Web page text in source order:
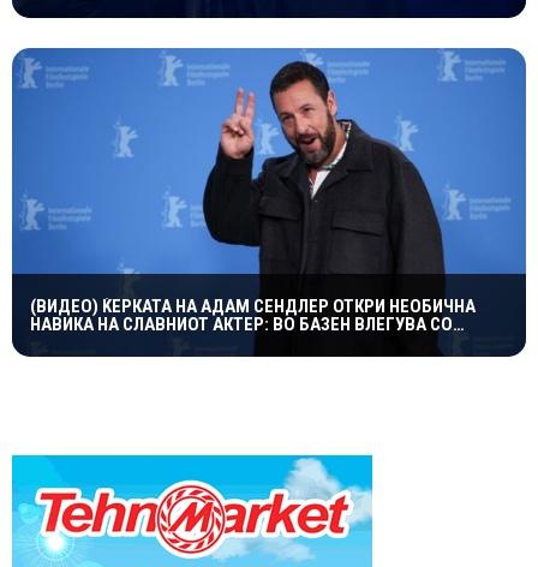
(ВИДЕО) ЌЕРКАТА НА АДАМ СЕНДЛЕР ОТКРИ НЕОБИЧНА
НАВИКА НА СЛАВНИОТ АКТЕР: ВО БАЗЕН ВЛЕГУВА СО